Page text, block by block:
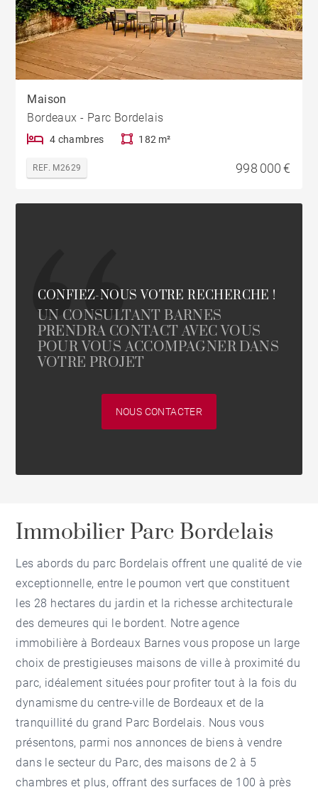
Maison
Bordeaux - Parc Bordelais
4 chambres 182 m²
REF. M2629 998 000 €
CONFIEZ-NOUS VOTRE RECHERCHE !
UN CONSULTANT BARNES
PRENDRA CONTACT AVEC VOUS
POUR VOUS ACCOMPAGNER DANS
VOTRE PROJET
NOUS CONTACTER
Immobilier Parc Bordelais
Les abords du parc Bordelais offrent une qualité de vie
exceptionnelle, entre le poumon vert que constituent
les 28 hectares du jardin et la richesse architecturale
des demeures qui le bordent. Notreagence
immobilière à Bordeaux Barnes vous propose un large
choix de prestigieuses maisons de ville à proximité du
parc, idéalement situées pour profiter tout à la fois du
dynamisme du centre-ville de Bordeaux et de la
tranquillité du grand Parc Bordelais. Nous vous
présentons, parmi nos annonces de biens à vendre
dans le secteur du Parc, des maisons de 2 à 5
chambres et plus, offrant des surfaces de 100 à près